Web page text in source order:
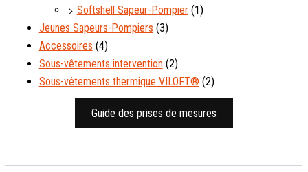
Softshell Sapeur-Pompier (1)
Jeunes Sapeurs-Pompiers (3)
Accessoires (4)
Sous-vêtements intervention (2)
Sous-vêtements thermique VILOFT® (2)
Guide des prises de mesures